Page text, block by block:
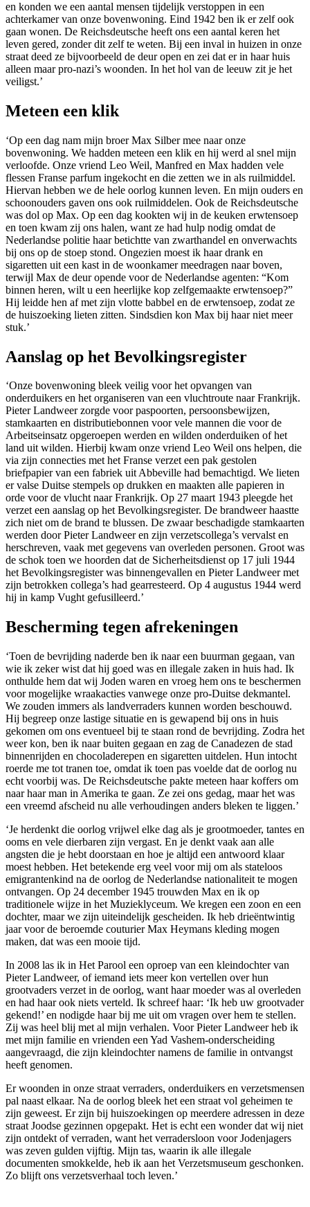
en konden we een aantal mensen tijdelijk verstoppen in een
achterkamer van onze bovenwoning. Eind 1942 ben ik er zelf ook
gaan wonen. De Reichsdeutsche heeft ons een aantal keren het
leven gered, zonder dit zelf te weten. Bij een inval in huizen in onze
straat deed ze bijvoorbeeld de deur open en zei dat er in haar huis
alleen maar pro-nazi’s woonden. In het hol van de leeuw zit je het
veiligst.’
Meteen een klik
‘Op een dag nam mijn broer Max Silber mee naar onze
bovenwoning. We hadden meteen een klik en hij werd al snel mijn
verloofde. Onze vriend Leo Weil, Manfred en Max hadden vele
flessen Franse parfum ingekocht en die zetten we in als ruilmiddel.
Hiervan hebben we de hele oorlog kunnen leven. En mijn ouders en
schoonouders gaven ons ook ruilmiddelen. Ook de Reichsdeutsche
was dol op Max. Op een dag kookten wij in de keuken erwtensoep
en toen kwam zij ons halen, want ze had hulp nodig omdat de
Nederlandse politie haar betichtte van zwarthandel en onverwachts
bij ons op de stoep stond. Ongezien moest ik haar drank en
sigaretten uit een kast in de woonkamer meedragen naar boven,
terwijl Max de deur opende voor de Nederlandse agenten: “Kom
binnen heren, wilt u een heerlijke kop zelfgemaakte erwtensoep?”
Hij leidde hen af met zijn vlotte babbel en de erwtensoep, zodat ze
de huiszoeking lieten zitten. Sindsdien kon Max bij haar niet meer
stuk.’
Aanslag op het Bevolkingsregister
‘Onze bovenwoning bleek veilig voor het opvangen van
onderduikers en het organiseren van een vluchtroute naar Frankrijk.
Pieter Landweer zorgde voor paspoorten, persoonsbewijzen,
stamkaarten en distributiebonnen voor vele mannen die voor de
Arbeitseinsatz opgeroepen werden en wilden onderduiken of het
land uit wilden. Hierbij kwam onze vriend Leo Weil ons helpen, die
via zijn connecties met het Franse verzet een pak gestolen
briefpapier van een fabriek uit Abbeville had bemachtigd. We lieten
er valse Duitse stempels op drukken en maakten alle papieren in
orde voor de vlucht naar Frankrijk. Op 27 maart 1943 pleegde het
verzet een aanslag op het Bevolkingsregister. De brandweer haastte
zich niet om de brand te blussen. De zwaar beschadigde stamkaarten
werden door Pieter Landweer en zijn verzetscollega’s vervalst en
herschreven, vaak met gegevens van overleden personen. Groot was
de schok toen we hoorden dat de Sicherheitsdienst op 17 juli 1944
het Bevolkingsregister was binnengevallen en Pieter Landweer met
zijn betrokken collega’s had gearresteerd. Op 4 augustus 1944 werd
hij in kamp Vught gefusilleerd.’
Bescherming tegen afrekeningen
‘Toen de bevrijding naderde ben ik naar een buurman gegaan, van
wie ik zeker wist dat hij goed was en illegale zaken in huis had. Ik
onthulde hem dat wij Joden waren en vroeg hem ons te beschermen
voor mogelijke wraakacties vanwege onze pro-Duitse dekmantel.
We zouden immers als landverraders kunnen worden beschouwd.
Hij begreep onze lastige situatie en is gewapend bij ons in huis
gekomen om ons eventueel bij te staan rond de bevrijding. Zodra het
weer kon, ben ik naar buiten gegaan en zag de Canadezen de stad
binnenrijden en chocoladerepen en sigaretten uitdelen. Hun intocht
roerde me tot tranen toe, omdat ik toen pas voelde dat de oorlog nu
echt voorbij was. De Reichsdeutsche pakte meteen haar koffers om
naar haar man in Amerika te gaan. Ze zei ons gedag, maar het was
een vreemd afscheid nu alle verhoudingen anders bleken te liggen.’
‘Je herdenkt die oorlog vrijwel elke dag als je grootmoeder, tantes en
ooms en vele dierbaren zijn vergast. En je denkt vaak aan alle
angsten die je hebt doorstaan en hoe je altijd een antwoord klaar
moest hebben. Het betekende erg veel voor mij om als stateloos
emigrantenkind na de oorlog de Nederlandse nationaliteit te mogen
ontvangen. Op 24 december 1945 trouwden Max en ik op
traditionele wijze in het Muzieklyceum. We kregen een zoon en een
dochter, maar we zijn uiteindelijk gescheiden. Ik heb drieëntwintig
jaar voor de beroemde couturier Max Heymans kleding mogen
maken, dat was een mooie tijd.
In 2008 las ik in Het Parool een oproep van een kleindochter van
Pieter Landweer, of iemand iets meer kon vertellen over hun
grootvaders verzet in de oorlog, want haar moeder was al overleden
en had haar ook niets verteld. Ik schreef haar: ‘Ik heb uw grootvader
gekend!’ en nodigde haar bij me uit om vragen over hem te stellen.
Zij was heel blij met al mijn verhalen. Voor Pieter Landweer heb ik
met mijn familie en vrienden een Yad Vashem-onderscheiding
aangevraagd, die zijn kleindochter namens de familie in ontvangst
heeft genomen.
Er woonden in onze straat verraders, onderduikers en verzetsmensen
pal naast elkaar. Na de oorlog bleek het een straat vol geheimen te
zijn geweest. Er zijn bij huiszoekingen op meerdere adressen in deze
straat Joodse gezinnen opgepakt. Het is echt een wonder dat wij niet
zijn ontdekt of verraden, want het verradersloon voor Jodenjagers
was zeven gulden vijftig. Mijn tas, waarin ik alle illegale
documenten smokkelde, heb ik aan het Verzetsmuseum geschonken.
Zo blijft ons verzetsverhaal toch leven.’